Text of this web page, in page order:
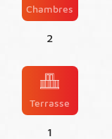
Chambres
2
Terrasse
1